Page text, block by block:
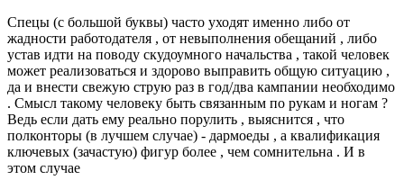
Спецы (с большой буквы) часто уходят именно либо от
жадности работодателя , от невыполнения обещаний , либо
устав идти на поводу скудоумного начальства , такой человек
может реализоваться и здорово выправить общую ситуацию ,
да и внести свежую струю раз в год/два кампании необходимо
. Смысл такому человеку быть связанным по рукам и ногам ?
Ведь если дать ему реально порулить , выяснится , что
полконторы (в лучшем случае) - дармоеды , а квалификация
ключевых (зачастую) фигур более , чем сомнительна . И в
этом случае